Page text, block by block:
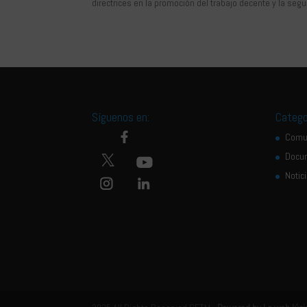
directrices en la promoción del trabajo decente y la
Síguenos en: